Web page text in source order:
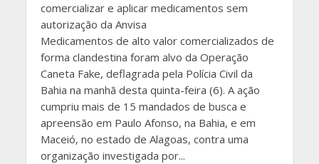
comercializar e aplicar medicamentos sem
autorização da Anvisa
Medicamentos de alto valor comercializados de
forma clandestina foram alvo da Operação
Caneta Fake, deflagrada pela Polícia Civil da
Bahia na manhã desta quinta-feira (6). A ação
cumpriu mais de 15 mandados de busca e
apreensão em Paulo Afonso, na Bahia, e em
Maceió, no estado de Alagoas, contra uma
organização investigada por...